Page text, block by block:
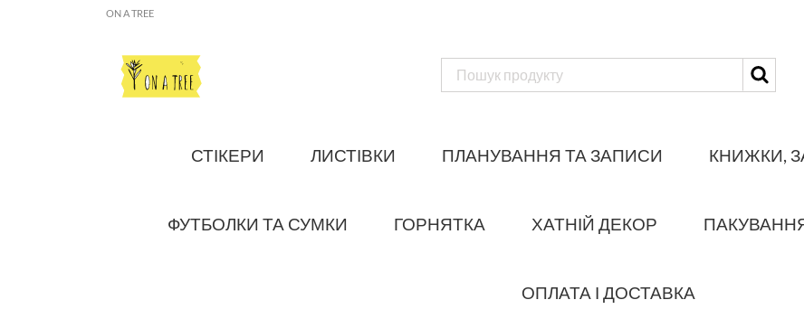
ON A TREE
СТІКЕРИ ЛИСТІВКИ ПЛАНУВАННЯ ТА ЗАПИСИ КНИЖКИ,
ФУТБОЛКИ ТА СУМКИ ГОРНЯТКА ХАТНІЙ ДЕКОР
ОПЛАТА І ДОСТАВКА